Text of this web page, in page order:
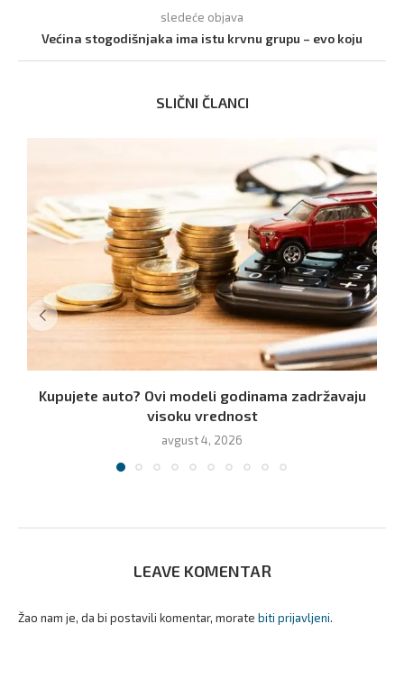
sledeće objava
Većina stogodišnjaka ima istu krvnu grupu – evo koju
SLIČNI ČLANCI
Kupujete auto? Ovi modeli godinama zadržavaju
visoku vrednost
avgust 4, 2026
LEAVE KOMENTAR
Žao nam je, da bi postavili komentar, morate biti prijavljeni.